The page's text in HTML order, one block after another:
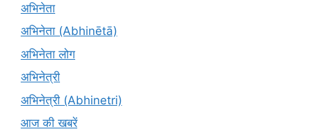
अभिनेता
अभिनेता (Abhinētā)
अभिनेता लोग
अभिनेत्री
अभिनेत्री (Abhinetri)
आज की खबरें